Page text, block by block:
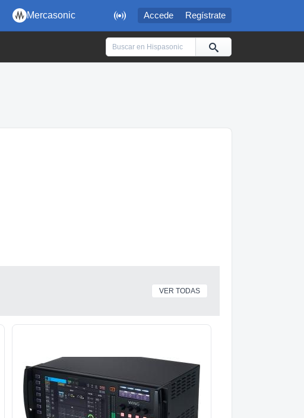
 Accede Regístrate
Mercasonic
VER TODAS